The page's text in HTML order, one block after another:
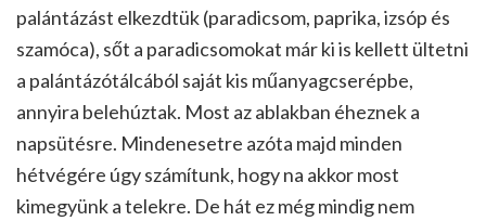
palántázást elkezdtük (paradicsom, paprika, izsóp és
szamóca), sőt a paradicsomokat már ki is kellett ültetni
a palántázótálcából saját kis műanyagcserépbe,
annyira belehúztak. Most az ablakban éheznek a
napsütésre. Mindenesetre azóta majd minden
hétvégére úgy számítunk, hogy na akkor most
kimegyünk a telekre. De hát ez még mindig nem